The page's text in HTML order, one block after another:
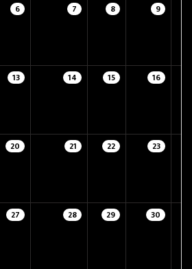
6 7 8 9
13 14 15 16
20 21 22 23
27 28 29 30